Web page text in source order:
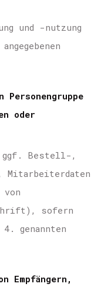
und -nutzung
oder
ggf. Bestell-,
Mitarbeiterdaten
sofern
genannten
Empfängern,